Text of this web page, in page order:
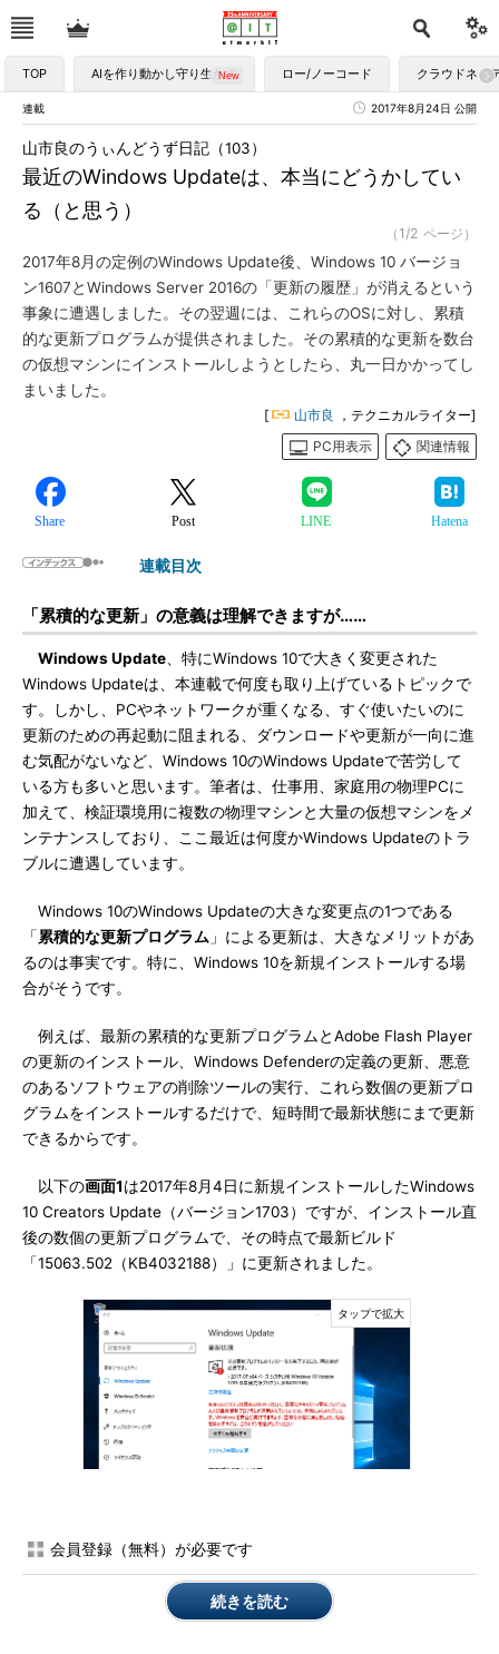
TOP AIを作り動かし守り生かす ロー/ノーコード クラウドネイ
連載 2017年8月24日 公開
最近のWindows Updateは、本当にどうかしてい
る（と思う）
山市良のうぃんどうず日記（103）
（1/2 ページ）
2017年8月の定例のWindows Update後、Windows 10 バージョ
ン1607とWindows Server 2016の「更新の履歴」が消えるという
事象に遭遇しました。その翌週には、これらのOSに対し、累積
的な更新プログラムが提供されました。その累積的な更新を数台
の仮想マシンにインストールしようとしたら、丸一日かかってし
まいました。
[ 山市良
，テクニカルライター]
PC用表示
関連情報
Share Post LINE Hatena
連載目次
「累積的な更新」の意義は理解できますが……
Windows Update 、特にWindows 10で大きく変更された
Windows Updateは、本連載で何度も取り上げているトピックで
す。しかし、PCやネットワークが重くなる、すぐ使いたいのに
更新のための再起動に阻まれる、ダウンロードや更新が一向に進
む気配がないなど、Windows 10のWindows Updateで苦労して
いる方も多いと思います。筆者は、仕事用、家庭用の物理PCに
加えて、検証環境用に複数の物理マシンと大量の仮想マシンをメ
ンテナンスしており、ここ最近は何度かWindows Updateのトラ
ブルに遭遇しています。
Windows 10のWindows Updateの大きな変更点の1つである
「累積的な更新プログラム 」による更新は、大きなメリットがあ
るのは事実です。特に、Windows 10を新規インストールする場
合がそうです。
例えば、最新の累積的な更新プログラムとAdobe Flash Player
の更新のインストール、Windows Defenderの定義の更新、悪意
のあるソフトウェアの削除ツールの実行、これら数個の更新プロ
グラムをインストールするだけで、短時間で最新状態にまで更新
できるからです。
以下の画面1は2017年8月4日に新規インストールしたWindows
10 Creators Update（バージョン1703）ですが、インストール直
後の数個の更新プログラムで、その時点で最新ビルド
「15063.502（KB4032188）」に更新されました。
画面1 インストール直後の初回のWindows Updateで最新
ビルドに更新された（更新完了のための再起動の前）
最新ビルドになったWindows 10は、毎月の定例更新、あるい
会員登録（無料）が必要です
続きを読む